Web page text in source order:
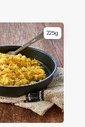
225g